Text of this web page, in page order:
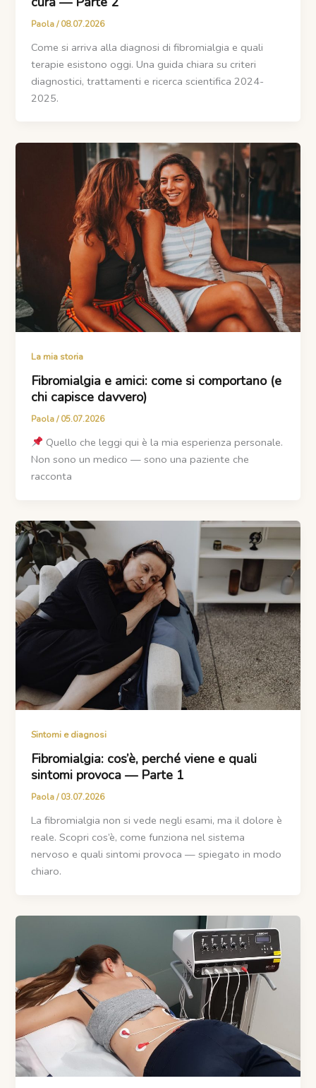
Paola/08.07.2026
Come si arriva alla diagnosi di fibromialgia e quali
terapie esistono oggi. Una guida chiara su criteri
diagnostici, trattamenti e ricerca scientifica 2024-
2025.
La mia storia
Fibromialgia e amici: come si comportano (e
chi capisce davvero)
Paola/05.07.2026
Quello che leggi qui è la mia esperienza personale.
Non sono un medico — sono una paziente che
racconta
Sintomi e diagnosi
Fibromialgia: cos’è, perché viene e quali
sintomi provoca — Parte 1
Paola/03.07.2026
La fibromialgia non si vede negli esami, ma il dolore è
reale. Scopri cos’è, come funziona nel sistema
nervoso e quali sintomi provoca — spiegato in modo
chiaro.